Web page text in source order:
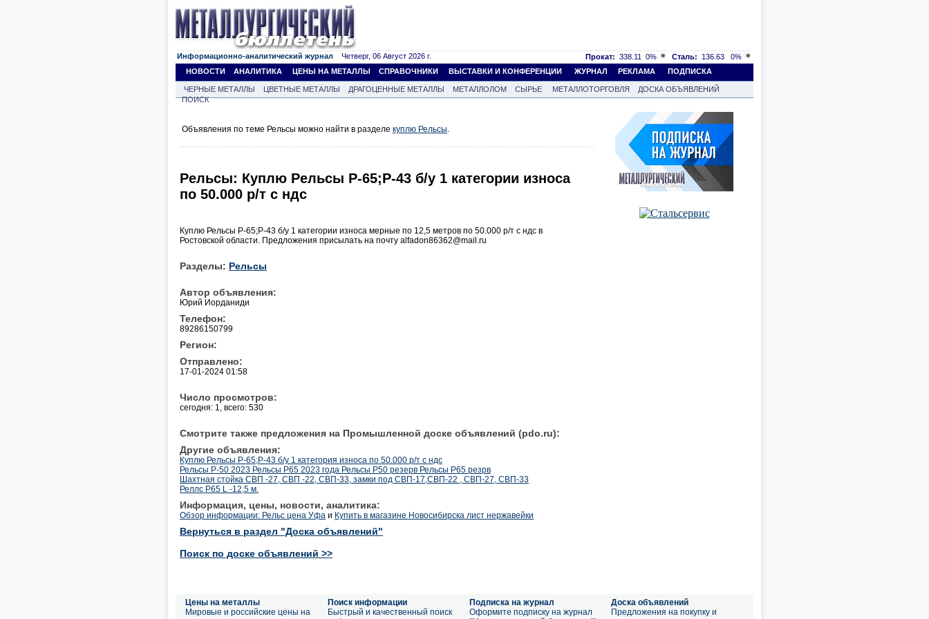
Информационно-аналитический журнал Четверг, 06 Август 2026 г. Прокат: 338.11 0% Сталь: 136.63
0%
НОВОСТИ
АНАЛИТИКА ЦЕНЫ НА МЕТАЛЛЫ СПРАВОЧНИКИ ВЫСТАВКИ И КОНФЕРЕНЦИИ ЖУРНАЛ РЕКЛАМА ПОДПИСКА
ЧЕРНЫЕ МЕТАЛЛЫ ЦВЕТНЫЕ МЕТАЛЛЫ ДРАГОЦЕННЫЕ МЕТАЛЛЫ МЕТАЛЛОЛОМ СЫРЬЕ МЕТАЛЛОТОРГОВЛЯ
ДОСКА ОБЪЯВЛЕНИЙ
ПОИСК
Объявления по теме Рельсы можно найти в разделе куплю Рельсы.
Рельсы: Куплю Рельсы Р-65;Р-43 б/у 1 категории износа
по 50.000 р/т с ндс
Куплю Рельсы Р-65;Р-43 б/у 1 категории износа мерные по 12,5 метров по 50.000 р/т с ндс в
Ростовской области. Предложения присылать на почту alfadon86362@mail.ru
Разделы: Рельсы
Автор объявления:
Юрий Иорданиди
Телефон:
89286150799
Регион:
Отправлено:
17-01-2024 01:58
Число просмотров:
сегодня: 1, всего: 530
Смотрите также предложения на Промышленной доске объявлений (pdo.ru):
Другие объявления:
Куплю Рельсы Р-65;Р-43 б/у 1 категория износа по 50.000 р/т с ндс
Рельсы Р-50 2023 Рельсы Р65 2023 года Рельсы Р50 резерв Рельсы Р65 резрв
Шахтная стойка СВП -27, СВП -22, СВП-33, замки под СВП-17,СВП-22 , СВП-27, СВП-33
Реллс Р65 L -12,5 м.
Информация, цены, новости, аналитика:
Обзор информации: Рельс цена Уфа и Купить в магазине Новосибирска лист нержавейки
Вернуться в раздел "Доска объявлений"
Поиск по доске объявлений >>
Цены на металлы
Мировые и российские цены на
Поиск информации
Быстрый и качественный поиск
Подписка на журнал
Оформите подписку на журнал
Доска объявлений
Предложения на покупку и